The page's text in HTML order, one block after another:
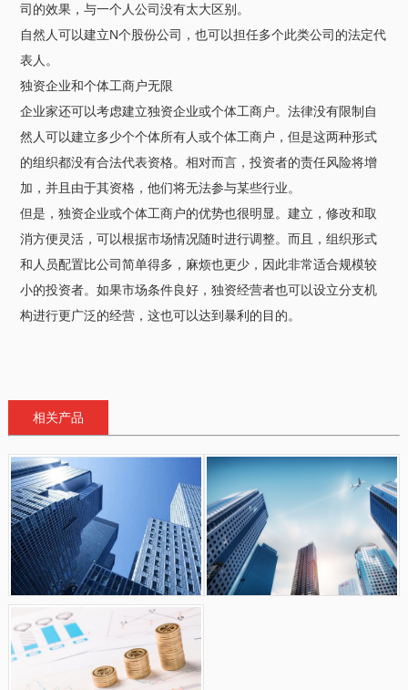
司的效果，与一个人公司没有太大区别。
自然人可以建立N个股份公司，也可以担任多个此类公司的法定代
表人。
独资企业和个体工商户无限
企业家还可以考虑建立独资企业或个体工商户。法律没有限制自
然人可以建立多少个个体所有人或个体工商户，但是这两种形式
的组织都没有合法代表资格。相对而言，投资者的责任风险将增
加，并且由于其资格，他们将无法参与某些行业。
但是，独资企业或个体工商户的优势也很明显。建立，修改和取
消方便灵活，可以根据市场情况随时进行调整。而且，组织形式
和人员配置比公司简单得多，麻烦也更少，因此非常适合规模较
小的投资者。如果市场条件良好，独资经营者也可以设立分支机
构进行更广泛的经营，这也可以达到暴利的目的。
相关产品
杭州公司注册地址到期了咋办